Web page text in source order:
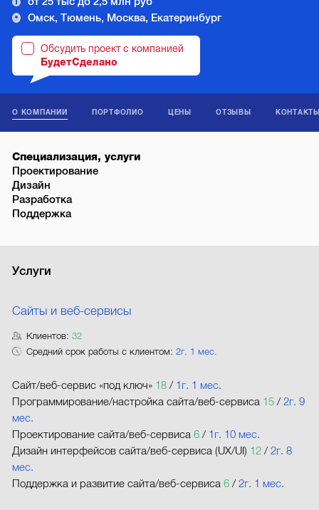
Омск, Тюмень, Москва, Екатеринбург
Обсудить проект с компанией
БудетCделано
О КОМПАНИИ ПОРТФОЛИО ЦЕНЫ ОТЗЫВЫ
Специализация, услуги
Проектирование
Дизайн
Разработка
Поддержка
Услуги
Сайты и веб-сервисы
Клиентов:32
Средний срок работы с клиентом:2г. 1 мес.
Сайт/веб-сервис «под ключ» 18 / 1г. 1 мес.
Программирование/настройка сайта/веб-сервиса 15 /2г. 9
мес.
Проектирование сайта/веб-сервиса 6 / 1г. 10 мес.
Дизайн интерфейсов сайта/веб-сервиса (UX/UI) 12 /2г. 8
мес.
Поддержка и развитие сайта/веб-сервиса 6 /2г. 1 мес.